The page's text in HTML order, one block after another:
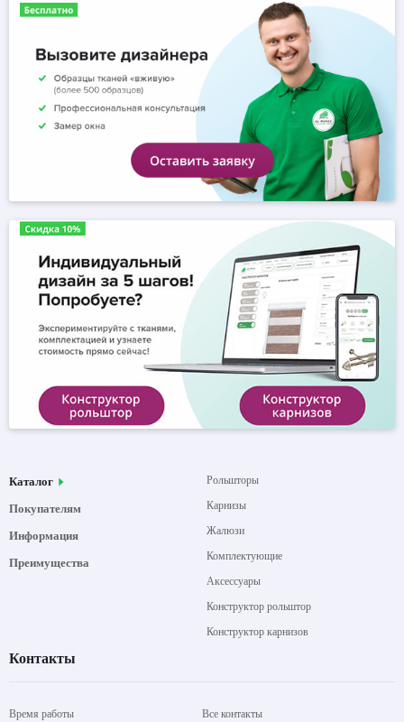
Каталог
Покупателям
Информация
Преимущества
Рольшторы
Карнизы
Жалюзи
Комплектующие
Аксессуары
Конструктор рольштор
Конструктор карнизов
Контакты
Время работы
Все контакты